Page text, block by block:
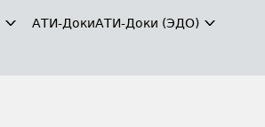
АТИ-ДокиАТИ-Доки (ЭДО)